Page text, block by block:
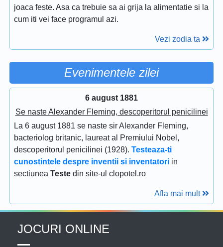
joaca feste. Asa ca trebuie sa ai grija la alimentatie si la
cum iti vei face programul azi.
Vezi zodia ta
Evenimentele zilei
6 august 1881
Se naste Alexander Fleming, descoperitorul penicilinei
La 6 august 1881 se naste sir Alexander Fleming,
bacteriolog britanic, laureat al Premiului Nobel,
descoperitorul penicilinei (1928). Testeaza-ti
cunostintele despre inventii si inventatori in
sectiunea Teste din site-ul clopotel.ro
Afla mai mult
JOCURI ONLINE